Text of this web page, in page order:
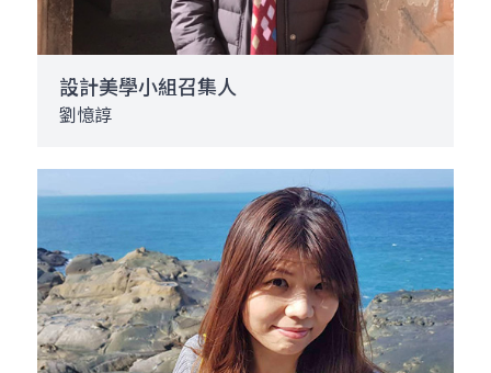
設計美學小組召集人
劉憶諄